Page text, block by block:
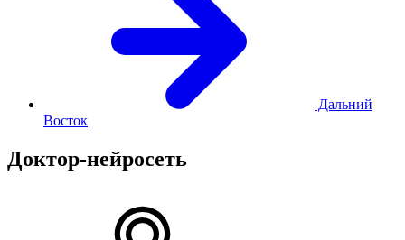
Дальний
Восток
Доктор-нейросеть